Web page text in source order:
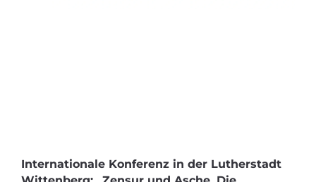
Internationale Konferenz in der Lutherstadt